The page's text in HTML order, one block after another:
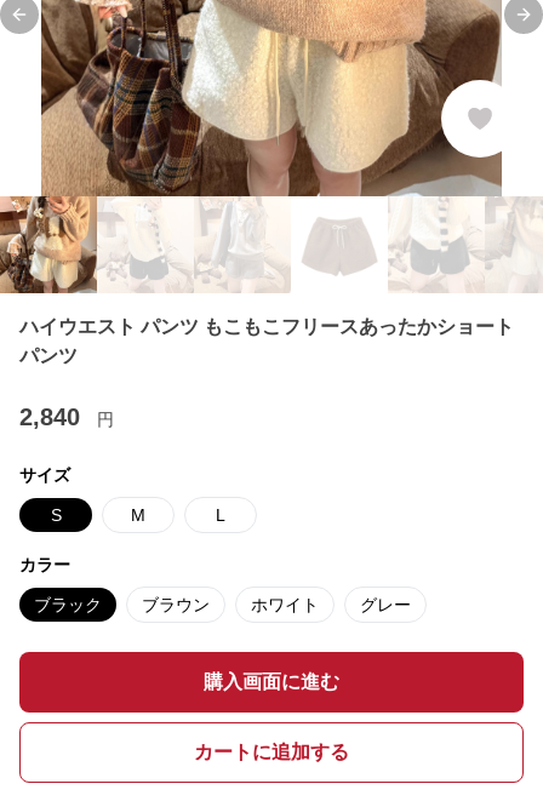
Previous slide
ハイウエスト パンツ もこもこフリースあったかショート
パンツ
2,840 円
サイズ
S M L
カラー
ブラック ブラウン ホワイト グレー
購入画面に進む
カートに追加する